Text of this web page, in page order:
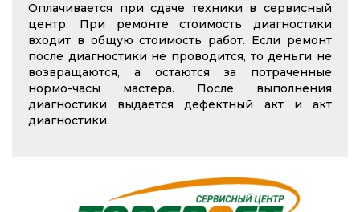
Оплачивается при сдаче техники в сервисный
центр. При ремонте стоимость диагностики
входит в общую стоимость работ. Если ремонт
после диагностики не проводится, то деньги не
возвращаются, а остаются за потраченные
нормо-часы мастера. После выполнения
диагностики выдается дефектный акт и акт
диагностики.